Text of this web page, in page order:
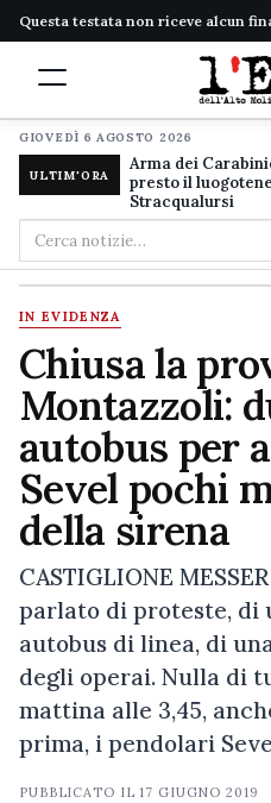
Questa testata non riceve alcun
GIOVEDÌ 6 AGOSTO 2026
ULTIM'ORA
Arma dei
presto il
Stracqualursi
Cerca
nel
sito
IN EVIDENZA
Chiusa la
Montazzoli:
autobus per
Sevel pochi
della sirena
CASTIGLIONE
parlato di proteste, di
autobus di linea, di
degli operai. Nulla di
mattina alle 3,45,
prima, i pendolari
PUBBLICATO IL17 GIUGNO 2019